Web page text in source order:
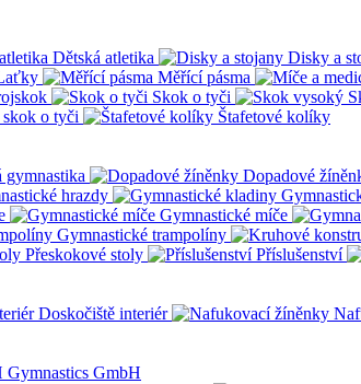
Dětská atletika Disky a
Měřící pásma
Skok o tyči
o tyči
Štafetové kolíky
gymnastika Dopadové
hrazdy
Gymnastické míče
Gymnastické trampolíny
Přeskokové stoly Příslušenství
Doskočiště interiér